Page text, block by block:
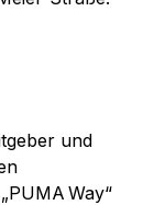
und
Way“